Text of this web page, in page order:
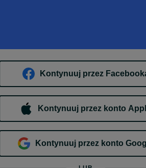
Kontynuuj przez
Kontynuuj przez konto
Kontynuuj przez konto